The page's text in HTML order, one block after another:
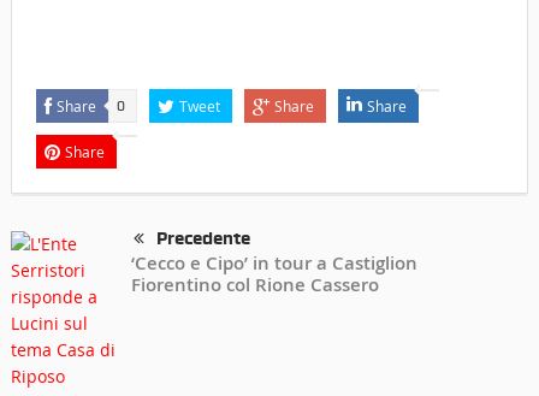
Share 0 Tweet Share Share
Share
Precedente
‘Cecco e Cipo’ in tour a Castiglion
Fiorentino col Rione Cassero